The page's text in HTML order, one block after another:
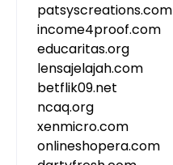
patsyscreations.com
income4proof.com
educaritas.org
lensajelajah.com
betflik09.net
ncaq.org
xenmicro.com
onlineshopera.com